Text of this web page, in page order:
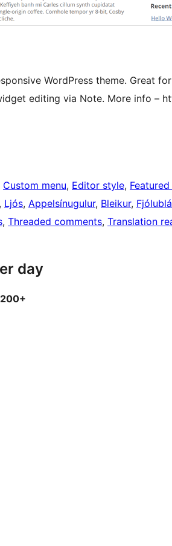
WordPress theme. Great
editing via Note. More info –
Custom menu, Editor style,
Ljós, Appelsínugulur, Bleikur,
, Threaded comments, Translation
day
200+